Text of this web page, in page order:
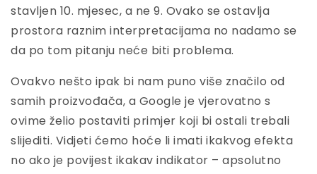
stavljen 10. mjesec, a ne 9. Ovako se ostavlja
prostora raznim interpretacijama no nadamo se
da po tom pitanju neće biti problema.
Ovakvo nešto ipak bi nam puno više značilo od
samih proizvođača, a Google je vjerovatno s
ovime želio postaviti primjer koji bi ostali trebali
slijediti. Vidjeti ćemo hoće li imati ikakvog efekta
no ako je povijest ikakav indikator – apsolutno